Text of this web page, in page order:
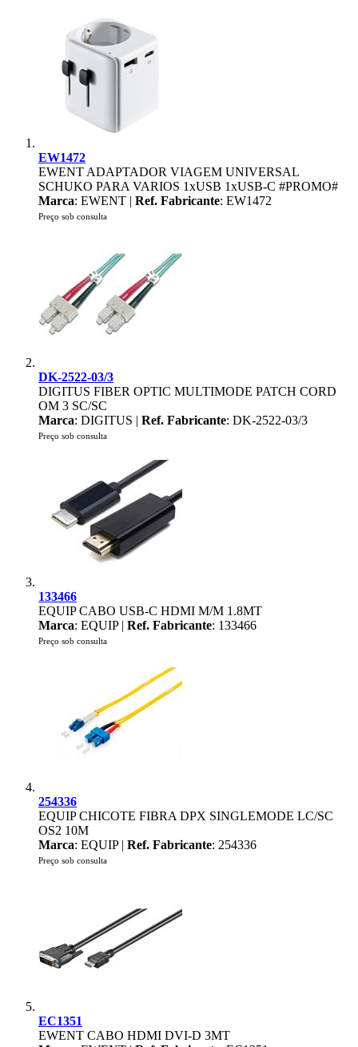
EW1472
EWENT ADAPTADOR VIAGEM UNIVERSAL
SCHUKO PARA VARIOS 1xUSB 1xUSB-C #PROMO#
Marca: EWENT | Ref. Fabricante: EW1472
Preço sob consulta
DK-2522-03/3
DIGITUS FIBER OPTIC MULTIMODE PATCH CORD
OM 3 SC/SC
Marca: DIGITUS | Ref. Fabricante: DK-2522-03/3
Preço sob consulta
133466
EQUIP CABO USB-C HDMI M/M 1.8MT
Marca: EQUIP | Ref. Fabricante: 133466
Preço sob consulta
254336
EQUIP CHICOTE FIBRA DPX SINGLEMODE LC/SC
OS2 10M
Marca: EQUIP | Ref. Fabricante: 254336
Preço sob consulta
EC1351
EWENT CABO HDMI DVI-D 3MT